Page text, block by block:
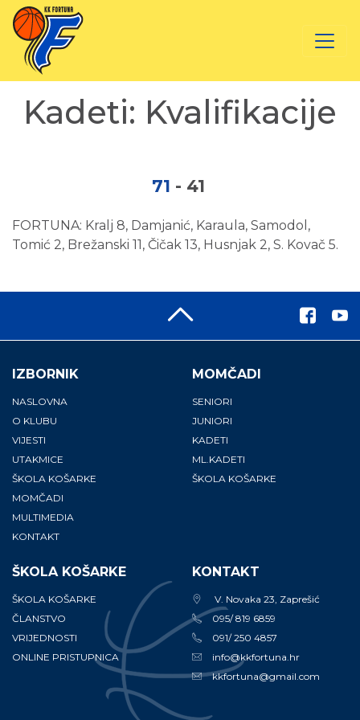
Kadeti: Kvalifikacije
71 - 41
FORTUNA: Kralj 8, Damjanić, Karaula, Samodol,
Tomić 2, Brežanski 11, Čičak 13, Husnjak 2, S. Kovač 5.
IZBORNIK
NASLOVNA
O KLUBU
VIJESTI
UTAKMICE
ŠKOLA KOŠARKE
MOMČADI
MULTIMEDIA
KONTAKT
MOMČADI
SENIORI
JUNIORI
KADETI
ML.KADETI
ŠKOLA KOŠARKE
ŠKOLA KOŠARKE
ŠKOLA KOŠARKE
ČLANSTVO
VRIJEDNOSTI
ONLINE PRISTUPNICA
KONTAKT
V. Novaka 23, Zaprešić
095/ 819 6859
091/ 250 4857
info@kkfortuna.hr
kkfortuna@gmail.com